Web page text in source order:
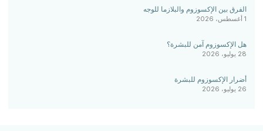
الفرق بين الإكسوزوم والبلازما للوجه
1 أغسطس، 2026
هل الإكسوزوم آمن للبشرة؟
28 يوليو، 2026
أضرار الإكسوزوم للبشرة
26 يوليو، 2026